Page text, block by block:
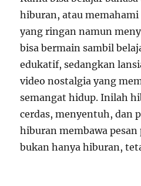
hiburan, atau memahami
yang ringan namun
bisa bermain sambil
edukatif, sedangkan
video nostalgia yang
semangat hidup. Inilah
cerdas, menyentuh, dan
hiburan membawa
bukan hanya hiburan,